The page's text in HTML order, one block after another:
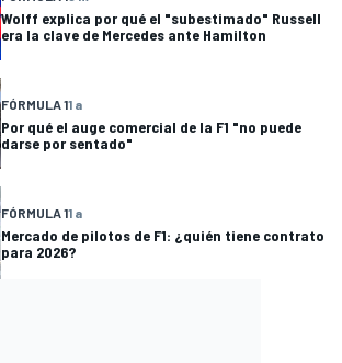
Wolff explica por qué el "subestimado" Russell
era la clave de Mercedes ante Hamilton
FÓRMULA 11 a
Por qué el auge comercial de la F1 "no puede
darse por sentado"
FÓRMULA 11 a
Mercado de pilotos de F1: ¿quién tiene contrato
para 2026?